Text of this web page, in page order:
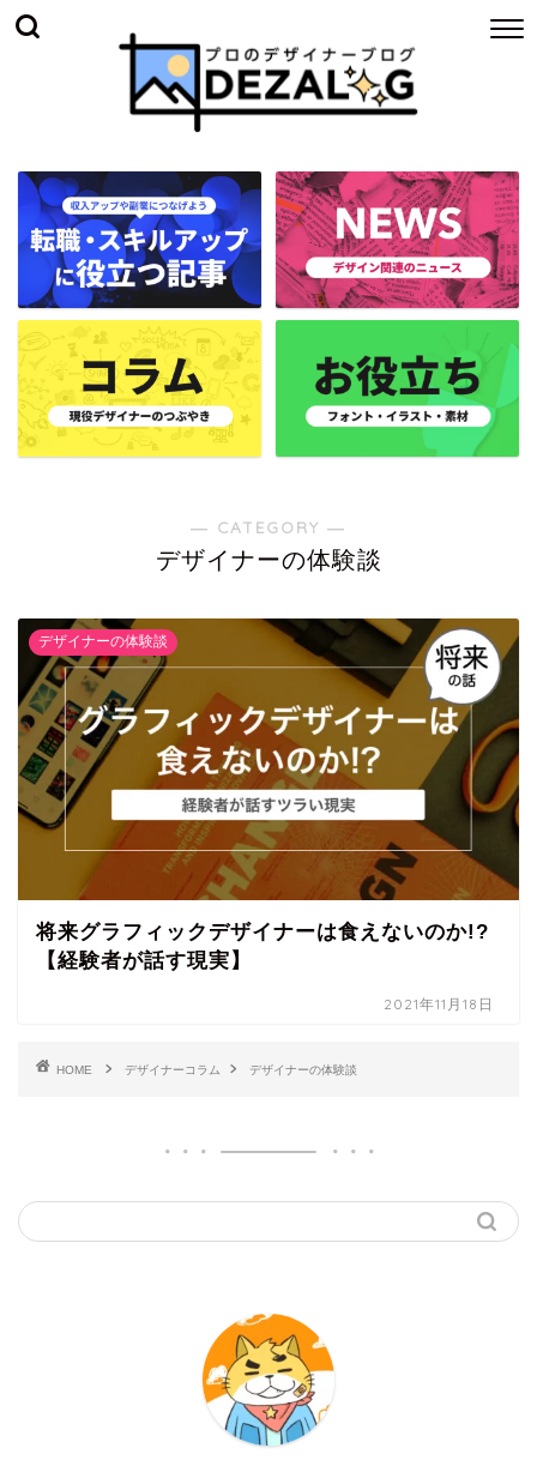
― CATEGORY ―
デザイナーの体験談
デザイナーの体験談
将来グラフィックデザイナーは食えないのか!?
【経験者が話す現実】
2021年11月18日
HOME デザイナーコラム デザイナーの体験談